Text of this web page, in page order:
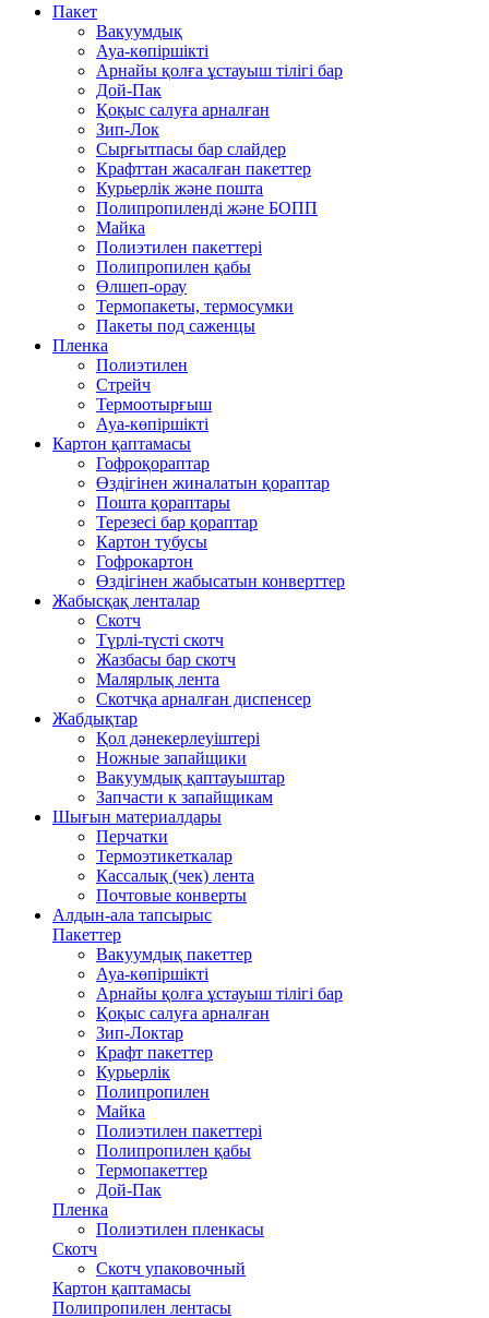
Пакет
Вакуумдық
Ауа-көпіршікті
Арнайы қолға ұстауыш тілігі бар
Дой-Пак
Қоқыс салуға арналған
Зип-Лок
Сырғытпасы бар слайдер
Крафттан жасалған пакеттер
Курьерлік және пошта
Полипропиленді және БОПП
Майка
Полиэтилен пакеттері
Полипропилен қабы
Өлшеп-орау
Термопакеты, термосумки
Пакеты под саженцы
Пленка
Полиэтилен
Стрейч
Термоотырғыш
Ауа-көпіршікті
Картон қаптамасы
Гофроқораптар
Өздігінен жиналатын қораптар
Пошта қораптары
Терезесі бар қораптар
Картон тубусы
Гофрокартон
Өздігінен жабысатын конверттер
Жабысқақ ленталар
Скотч
Түрлі-түсті скотч
Жазбасы бар скотч
Малярлық лента
Скотчқа арналған диспенсер
Жабдықтар
Қол дәнекерлеуіштері
Ножные запайщики
Вакуумдық қаптауыштар
Запчасти к запайщикам
Шығын материалдары
Перчатки
Термоэтикеткалар
Кассалық (чек) лента
Почтовые конверты
Алдын-ала тапсырыс
Пакеттер
Вакуумдық пакеттер
Ауа-көпіршікті
Арнайы қолға ұстауыш тілігі бар
Қоқыс салуға арналған
Зип-Локтар
Крафт пакеттер
Курьерлік
Полипропилен
Майка
Полиэтилен пакеттері
Полипропилен қабы
Термопакеттер
Дой-Пак
Пленка
Полиэтилен пленкасы
Скотч
Скотч упаковочный
Картон қаптамасы
Полипропилен лентасы